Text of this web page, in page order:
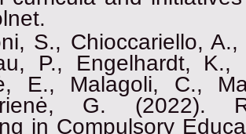
S., Chioccariello,
P., Engelhardt,
E., Malagoli, C.,
G. (2022).
in Compulsory